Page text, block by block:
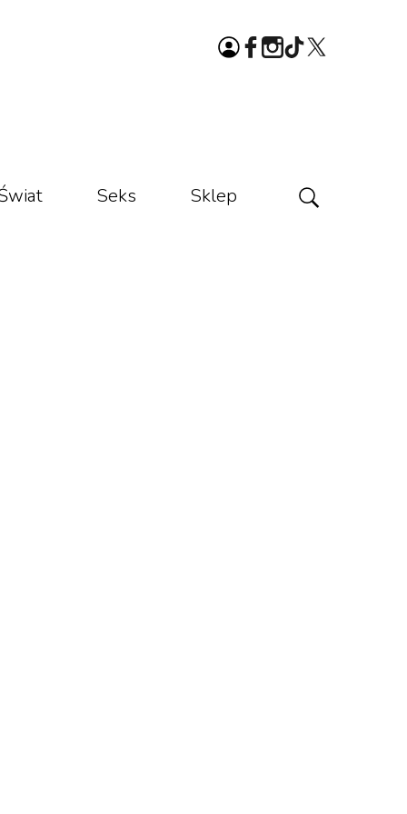
Seks Sklep